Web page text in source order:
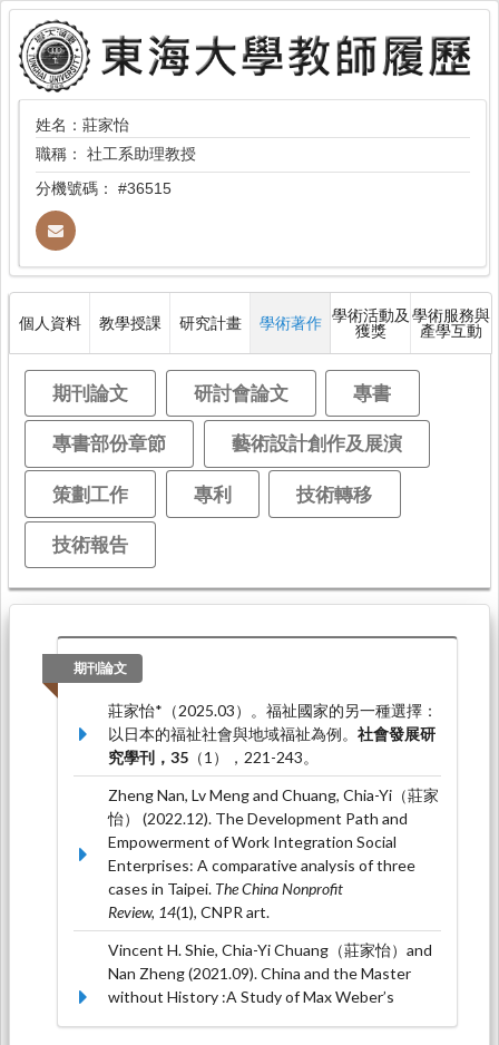
姓名：莊家怡
職稱： 社工系助理教授
分機號碼： #36515
個人資料 教學授課 研究計畫 學術著作 學術活動及
獲獎
學術服務與
產學互動
期刊論文 研討會論文 專書
專書部份章節 藝術設計創作及展演
策劃工作 專利 技術轉移
技術報告
期刊論文
莊家怡*（2025.03）。福祉國家的另一種選擇：
以日本的福祉社會與地域福祉為例。 社會發展研
究學刊，35 （1），221-243。
Zheng Nan, Lv Meng and Chuang, Chia-Yi（莊家
怡） (2022.12). The Development Path and
Empowerment of Work Integration Social
Enterprises: A comparative analysis of three
cases in Taipei. The China Nonprofit
Review, 14(1), CNPR art.
Vincent H. Shie, Chia-Yi Chuang（莊家怡）and
Nan Zheng (2021.09). China and the Master
without History :A Study of Max Weber’s